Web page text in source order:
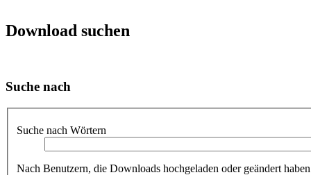
Download suchen
Suche nach
Suche nach Wörtern
Nach Benutzern, die Downloads hochgeladen oder geändert haben